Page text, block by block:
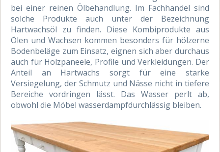
bei einer reinen Ölbehandlung. Im Fachhandel sind
solche Produkte auch unter der Bezeichnung
Hartwachsöl zu finden. Diese Kombiprodukte aus
Ölen und Wachsen kommen besonders für hölzerne
Bodenbeläge zum Einsatz, eignen sich aber durchaus
auch für Holzpaneele, Profile und Verkleidungen. Der
Anteil an Hartwachs sorgt für eine starke
Versiegelung, der Schmutz und Nässe nicht in tiefere
Bereiche vordringen lässt. Das Wasser perlt ab,
obwohl die Möbel wasserdampfdurchlässig bleiben.